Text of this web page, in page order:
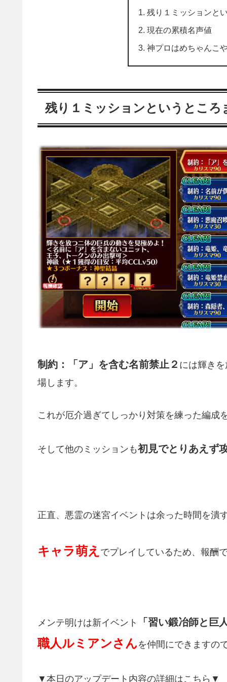
残り１ミッションと
現在の累積名声値
神プロはめちゃんこ
残り１ミッションというところ
制約：「ア」を含む名前禁止２ には輝き
場します。
これが厄介過ぎてしっかり対策を練った編成
そして他のミッションも初見でとりあえず
正直、悪霊の迷宮イベントは余った時間を潰
キャラ萌え でプレイしているため、報酬
メンテ明けは新イベント 「習い鍛冶師と巨
職人ルミアンさんを仲間にできますの
▼本日のアップデート内容の詳細はこちら▼